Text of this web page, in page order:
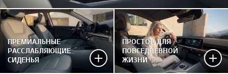
ПРЕМИАЛЬНЫЕ
РАССЛАБЛЯЮЩИЕ
СИДЕНЬЯ
ПРОСТОР ДЛЯ
ПОВСЕДНЕВНОЙ
ЖИЗНИ